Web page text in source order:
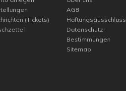
(Tickets)
AGB
Haftungsausschluss
Datenschutz-
Bestimmungen
Sitemap